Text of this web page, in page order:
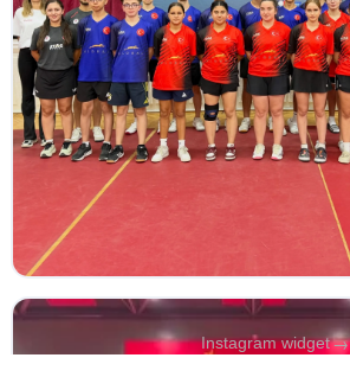
Instagram widget→